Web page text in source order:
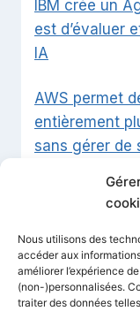
Nous utilisons des
accéder aux
améliorer l’expérience
(non-)personnalisées.
traiter des données
IBM crée un
est d’évaluer
IA
AWS permet
entièrement
sans gérer de
Articles
(10 816)
Amazon